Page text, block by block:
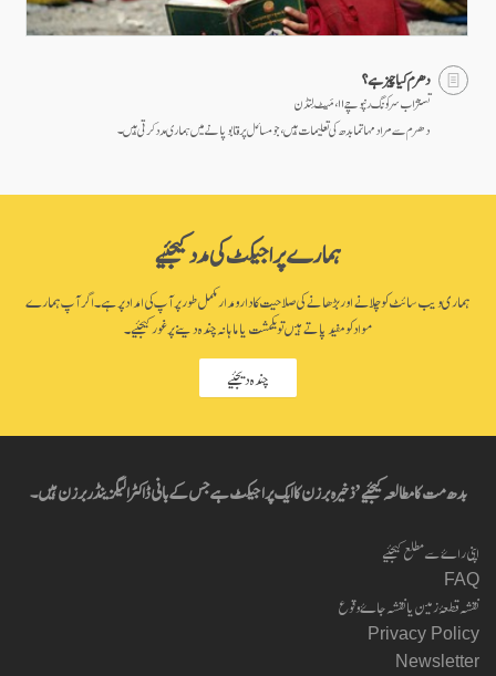
دھرم کیا چیز ہے؟
تسنژاب سرکونگ رنپوچے ۱۱ ، مَیٹ لِنڈن
دھرم سے مراد مہاتما بدھ کی تعلیمات ہیں، جو مسائل پر قابو پانے میں ہماری مدد کرتی ہیں۔
ہمارے پراجیکٹ کی مدد کیجئیے
ہماری ویب سائٹ کو چلانے اور بڑھانے کی صلاحیت کا دارومدار مکمل طور پر آپ کی امداد پر ہے۔ اگر آپ ہمارے
مواد کو مفید پاتے ہیں تو یکمشت یا ماہانہ چندہ دینے پر غور کیجئیے۔
چندہ دیجئیے
بدھ مت کا مطالعہ کیجئیے’ ذخیرہ برزن کا ایک پراجیکٹ ہے جس کے بانی ڈاکٹر الیگزینڈر برزن ہیں۔
اپنی راۓ سے مطلع کیجئیے
FAQ
نقشہ قطعۂ زمین یا نقشہ جاۓ وقوع
Privacy Policy
Newsletter